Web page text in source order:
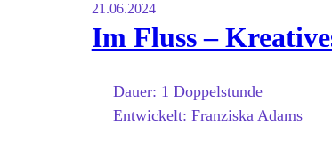
21.06.2024
Im Fluss –
Dauer: 1 Doppelstunde
Entwickelt: Franziska Adams